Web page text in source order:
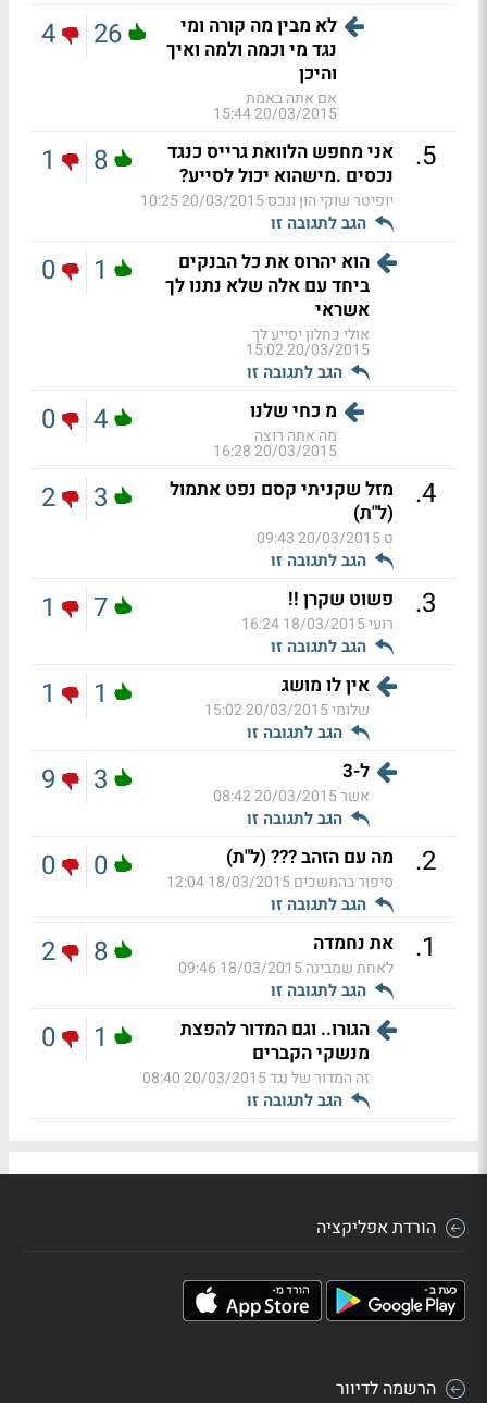
לא מבין מה קורה ומי
נגד מי וכמה ולמה ואיך
והיכן
אם אתה באמת
20/03/2015 15:44
26
4
5
.
אני מחפש הלוואת גרייס כנגד
נכסים .מישהוא יכול לסייע?
יופיטר שוקי הון ונכס20/03/2015 10:25
הגב לתגובה זו
8
1
הוא יהרוס את כל הבנקים
ביחד עם אלה שלא נתנו לך
אשראי
אולי כחלון יסייע לך
20/03/2015 15:02
הגב לתגובה זו
1
0
מ כחי שלנו
מה אתה רוצה
20/03/2015 16:28
4
0
4
.
מזל שקניתי קסם נפט אתמול
(ל"ת)
ט20/03/2015 09:43
הגב לתגובה זו
3
2
3
. פשוט שקרן !!
רועי18/03/2015 16:24
הגב לתגובה זו
7
1
אין לו מושג
שלומי20/03/2015 15:02
הגב לתגובה זו
1
1
ל-3
אשר20/03/2015 08:42
הגב לתגובה זו
3
9
2
. מה עם הזהב ??? (ל"ת)
סיפור בהמשכים18/03/2015 12:04
הגב לתגובה זו
0
0
1
. את נחמדה
לאחת שמבינה18/03/2015 09:46
הגב לתגובה זו
8
2
הגורו.. וגם המדור להפצת
מנשקי הקברים
זה המדור של נגד20/03/2015 08:40
הגב לתגובה זו
1
0
הורדת אפליקציה
הרשמה לדיוור